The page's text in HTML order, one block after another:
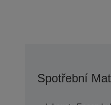
Spotřební